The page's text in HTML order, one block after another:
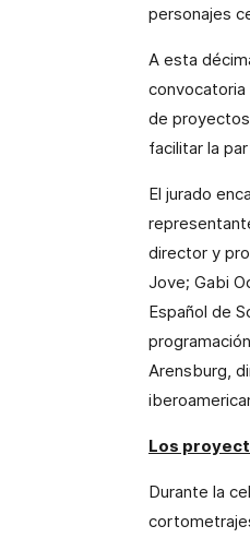
personajes
A esta
convocatoria
de
facilitar la
El jurado
director y
Jove; Gabi
Español de
Arensburg,
Los
Durante la